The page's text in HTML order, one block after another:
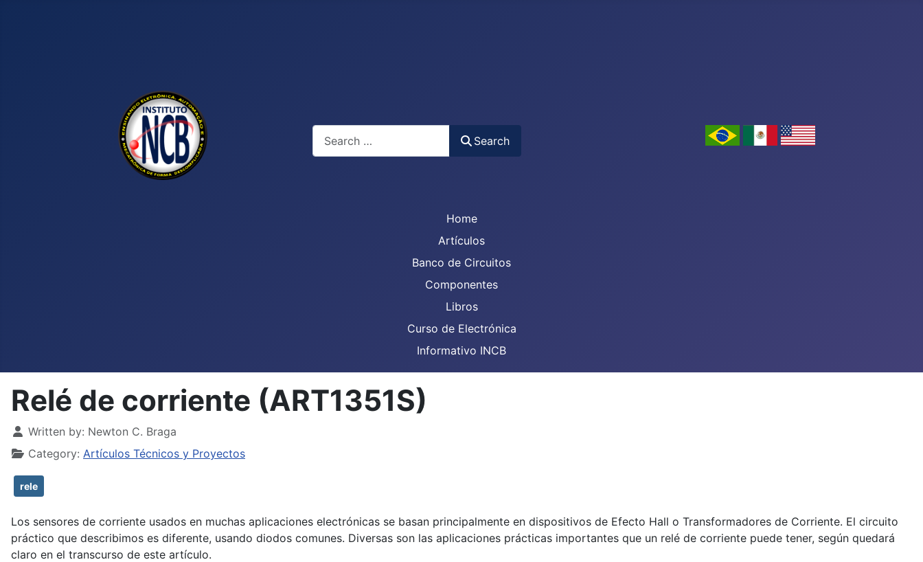
Search
Search
Home
Artículos
Banco de Circuitos
Componentes
Libros
Curso de Electrónica
Informativo INCB
Relé de corriente (ART1351S)
Details
Written by: Newton C. Braga
Category: Artículos Técnicos y Proyectos
rele
Los sensores de corriente usados en muchas aplicaciones electrónicas se basan principalmente en dispositivos de Efecto Hall o Transformadores de Corriente. El circuito
práctico que describimos es diferente, usando diodos comunes. Diversas son las aplicaciones prácticas importantes que un relé de corriente puede tener, según quedará
claro en el transcurso de este artículo.